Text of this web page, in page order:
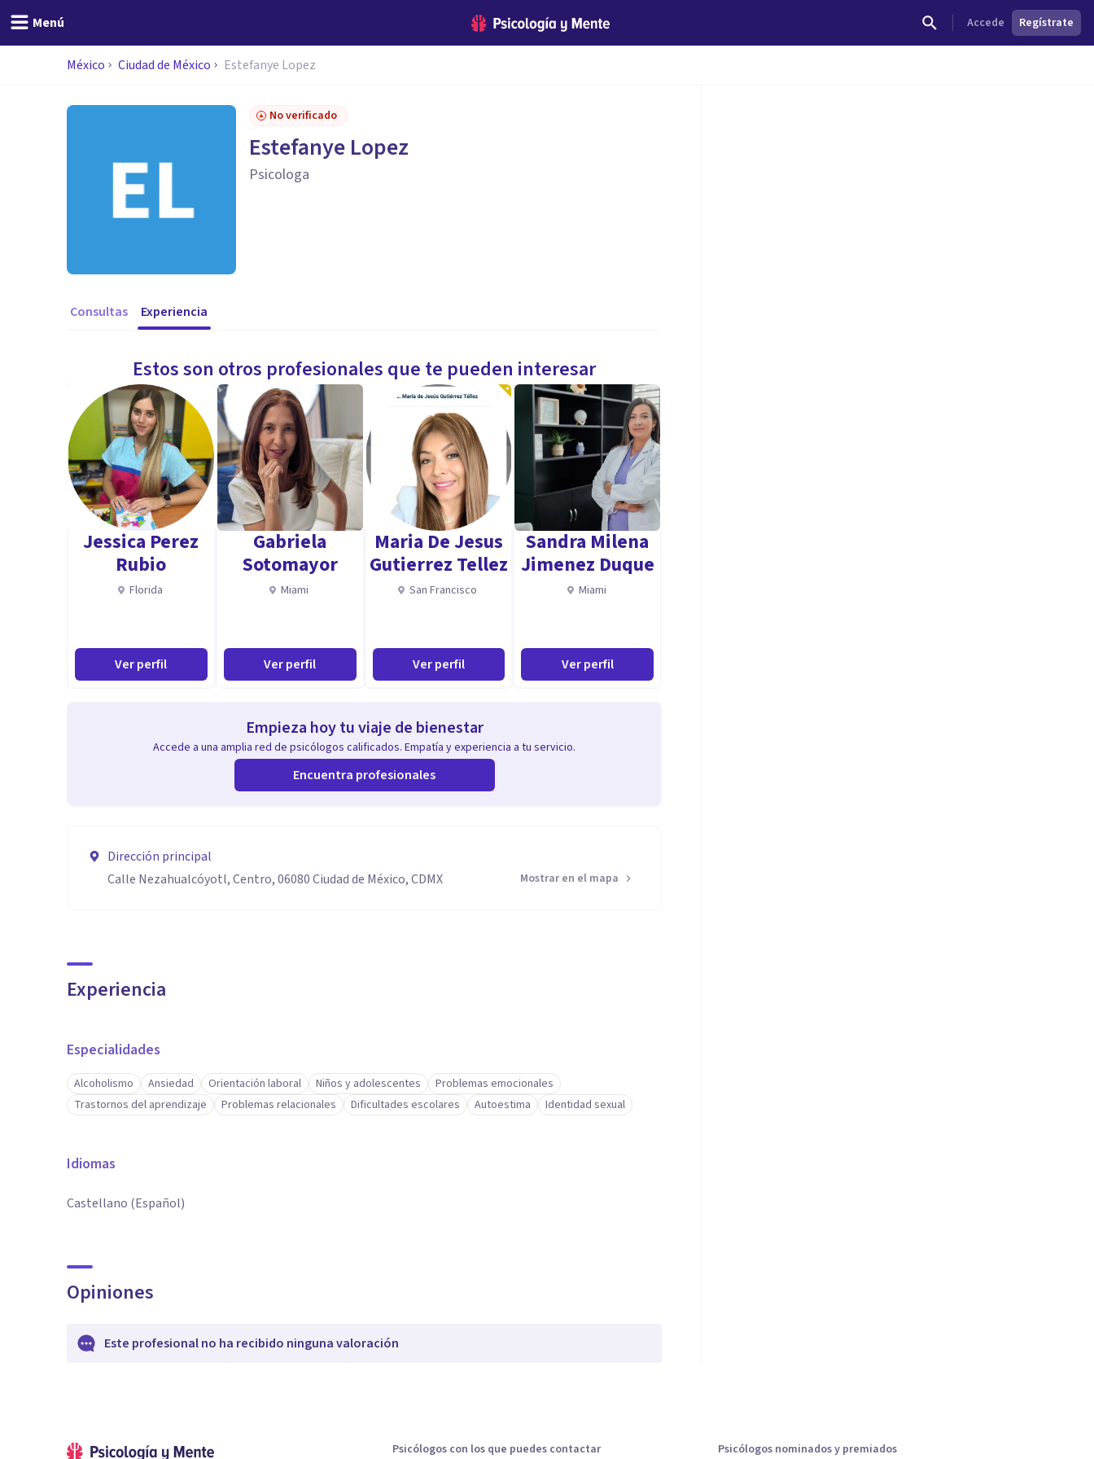
Menú Accede Regístrate
México Ciudad de México Estefanye Lopez
No verificado
Estefanye Lopez
Psicologa
Consultas Experiencia
Estos son otros profesionales que te pueden interesar
Jessica Perez
Rubio
Florida
Ver perfil
Gabriela
Sotomayor
Miami
Ver perfil
Maria De Jesus
Gutierrez Tellez
San Francisco
Ver perfil
Sandra Milena
Jimenez Duque
Miami
Ver perfil
Empieza hoy tu viaje de bienestar
Accede a una amplia red de psicólogos calificados. Empatía y experiencia a tu servicio.
Encuentra profesionales
Dirección principal
Calle Nezahualcóyotl, Centro, 06080 Ciudad de México, CDMX
Mostrar en el mapa
Experiencia
Especialidades
Alcoholismo Ansiedad Orientación laboral Niños y adolescentes
Problemas emocionales
Trastornos del aprendizaje
Problemas relacionales Dificultades escolares Autoestima Identidad sexual
Idiomas
Castellano (Español)
Opiniones
Este profesional no ha recibido ninguna valoración
Psicólogos con los que puedes contactar Psicólogos nominados y premiados